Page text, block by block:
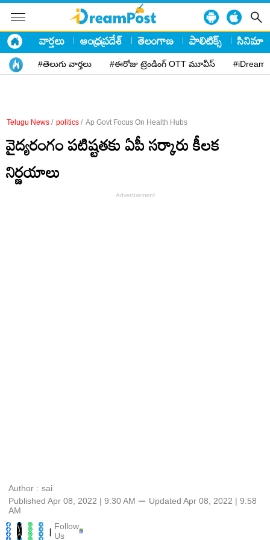
వార్తలు ఆంధ్రప్రదేశ్ తెలంగాణ పాలిటిక్స్ సినిమా
#తెలుగు వార్తలు #ఈరోజు ట్రెండింగ్ OTT మూవీస్
Telugu News / politics / Ap Govt Focus On Health Hubs
వైద్యరంగం పటిష్టతకు ఏపీ సర్కారు కీల‌క
నిర్ణయాలు
Author : sai
Published Apr 08, 2022 | 9:30 AM ⚊ Updated Apr 08, 2022 | 9:58
AM
| Follow
Us